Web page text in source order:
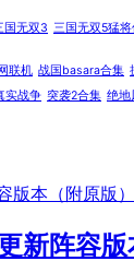
国无双3 三国无双5猛将
联机 战国basara合集
实战争 突袭2合集 绝地
新阵容版